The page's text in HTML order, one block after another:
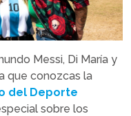
Messi, Di María y
que conozcas la
del Deporte
sobre los